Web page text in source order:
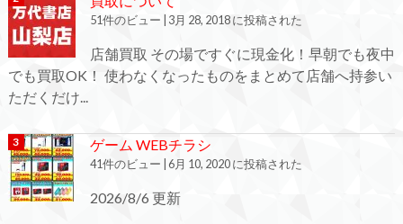
51件のビュー 3月 28, 2018 に投稿された
店舗買取 その場ですぐに現金化！早朝でも夜中
でも買取OK！ 使わなくなったものをまとめて店舗へ持参い
ただくだけ...
ゲーム WEBチラシ
41件のビュー 6月 10, 2020 に投稿された
2026/8/6 更新